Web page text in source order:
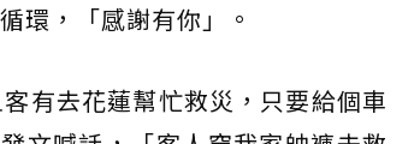
環，「感謝有你」。
有去花蓮幫忙救災，只要給個車